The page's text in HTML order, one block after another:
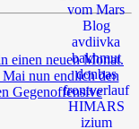
einen neuen Monat.
Mai nun endlich den
Gegenoffensive